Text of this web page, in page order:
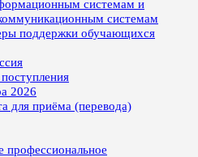
системам и
системам
поддержки обучающихся
2026
для приёма (перевода)
профессиональное